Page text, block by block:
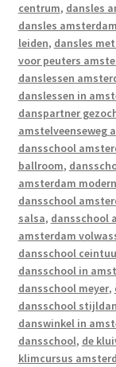
centrum, dansles
dansles
leiden, dansles
voor peuters
danslessen
danslessen in
danspartner
amstelveenseweg
dansschool
ballroom,
amsterdam
dansschool
salsa, dansschool
amsterdam
dansschool
dansschool in
dansschool meyer,
dansschool
danswinkel in
dansschool, de
klimcursus